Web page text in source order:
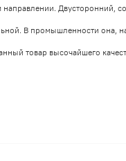
Двусторонний,
В промышленности она,
товар высочайшего